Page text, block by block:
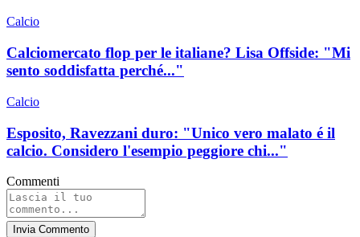
Calcio
Calciomercato flop per le italiane? Lisa Offside: "Mi
sento soddisfatta perché..."
Calcio
Esposito, Ravezzani duro: "Unico vero malato é il
calcio. Considero l'esempio peggiore chi..."
Commenti
Invia Commento